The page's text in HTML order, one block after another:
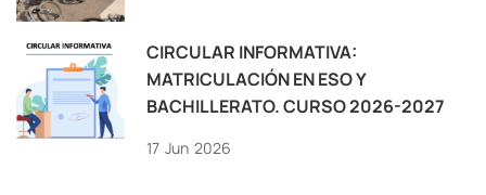
CIRCULAR INFORMATIVA:
MATRICULACIÓN EN ESO Y
BACHILLERATO. CURSO 2026-2027
17 Jun 2026